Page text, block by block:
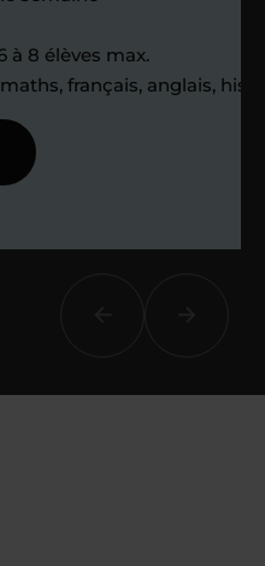
et les progrès
et moi-
des points et
à 8 élèves max.
français, anglais,